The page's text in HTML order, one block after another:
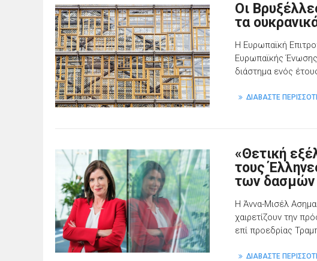
Οι
τα
Η Ευρωπαϊκή
Ευρωπαϊκής Ένωσης
διάστημα ενός
ΔΙΑΒΑΣΤΕ
«Θετική
τους
των δασμών
Η Άννα-Μισέλ
χαιρετίζουν την
επί προεδρίας
ΔΙΑΒΑΣΤΕ